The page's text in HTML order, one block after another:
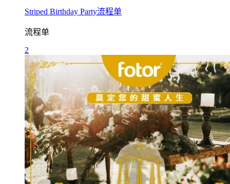
Striped Birthday Party流程单
流程单
2